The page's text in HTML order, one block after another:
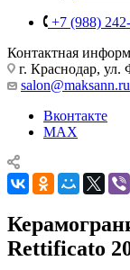
+7 (988)
Контактная
г. Краснодар, ул.
salon@maksann.ru
Вконтакте
MAX
Rettificato